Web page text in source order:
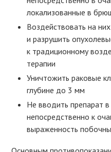
локализованные в
Воздействовать на
и разрушить
к традиционному
терапии
Уничтожить раковые
глубине до 3 мм
Не вводить препарат
непосредственно к
выраженность